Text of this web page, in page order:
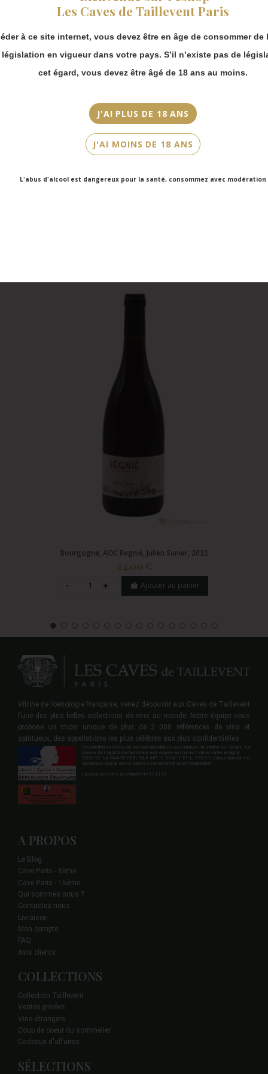
Les Caves de Taillevent Paris
à ce site internet, vous devez être en âge de consommer de
législation en vigueur dans votre pays. S’il n’existe pas de
cet égard, vous devez être âgé de 18 ans au moins.
J'AI PLUS DE 18 ANS
J'AI MOINS DE 18 ANS
L'abus d'alcool est dangereux pour la santé, consommez avec modération
Gevrey-Chambertin
Bourgogne, AOC Regnié, Julien Sunier, 2022
24,00 €
Ajouter au panier
Vitrine de l’oenologie française, venez découvrir aux Caves de Taillevent
l’une des plus belles collections de vins au monde. Notre équipe vous
propose un choix unique de plus de 2 000 références de vins et
spiritueux, des appellations les plus célèbres aux plus confidentielles.
Interdiction de vente de boisson alcooliques aux mineurs de moins de 18 ans. La
preuve de majorité de l'acheteur est exigée au moment de la vente en ligne.
CODE DE LA SANTE PUBLIQUE ART. L 3342-1 ET L. 3353-3 L'abus d'alcool est
dangereux pour la santé. Sachez consommer avec modération.
Licence de vente à emporter n°131110.
A PROPOS
Le Blog
Cave Paris - 8ème
Cave Paris - 16ème
Qui sommes nous ?
Contactez-nous
Livraison
Mon compte
FAQ
Avis clients
COLLECTIONS
Collection Taillevent
Ventes privées
Vins étrangers
Coup de coeur du sommelier
Cadeaux d'affaires
SÉLECTIONS
continuer à passer
Merci de bien
prendre en compte :
Les envois
partir du 31 août.
Les commandes
en click-and-
collect (cave
Faubourg Saint-
Victor Hugo)